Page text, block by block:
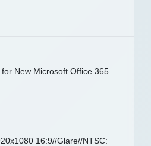
New Microsoft Office 365
16:9//Glare//NTSC: